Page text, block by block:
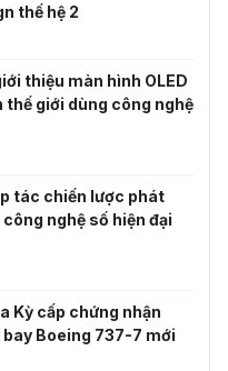
thế hệ 2
thiệu màn hình OLED
thế giới dùng công nghệ
tác chiến lược phát
nghệ số hiện đại
Kỳ cấp chứng nhận
Boeing 737-7 mới